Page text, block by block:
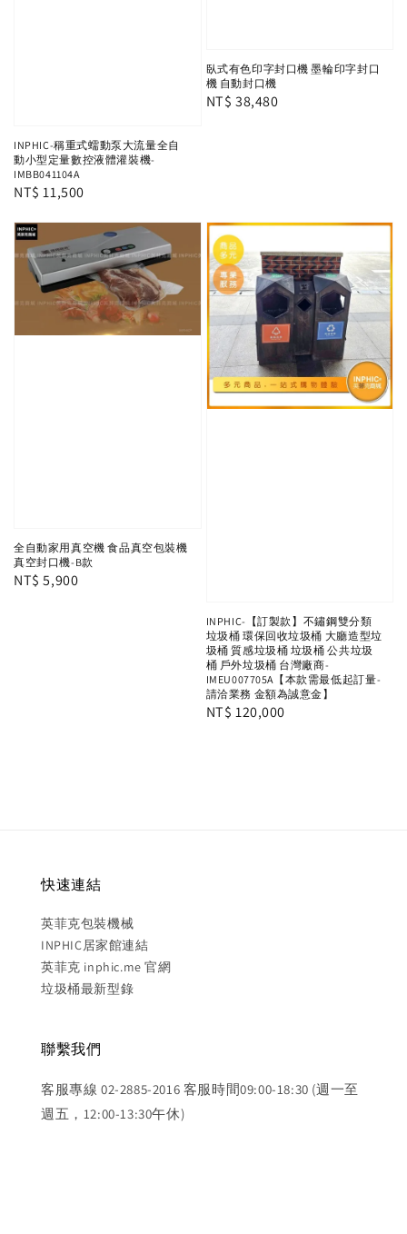
INPHIC-稱重式蠕動泵大流量全自
動小型定量數控液體灌裝機-
IMBB041104A
Regular
NT$ 11,500
臥式有色印字封口機 墨輪印字封口
機 自動封口機
Regular
NT$ 38,480
全自動家用真空機 食品真空包裝機
真空封口機-B款
Regular
NT$ 5,900
INPHIC-【訂製款】不鏽鋼雙分類
垃圾桶 環保回收垃圾桶 大廳造型垃
圾桶 質感垃圾桶 垃圾桶 公共垃圾
桶 戶外垃圾桶 台灣廠商-
IMEU007705A【本款需最低起訂量-
請洽業務 金額為誠意金】
Regular
NT$ 120,000
快速連結
英菲克包裝機械
INPHIC居家館連結
英菲克 inphic.me 官網
垃圾桶最新型錄
聯繫我們
客服專線 02-2885-2016 客服時間09:00-18:30 (週一至
週五，12:00-13:30午休)